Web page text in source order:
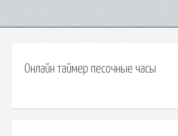
Онлайн таймер песочные часы